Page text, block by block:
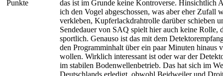
Punkte
das ist im Grunde keine Kontroverse. Hinsichtlich
ich den Vogel abgeschossen, was aber eher Zufall
verkleben, Kupferlackdrahtrolle darüber schieben
Sendedauer von SAQ spielt hier auch keine Rolle,
sportlich. Genauso ist das mit dem
den Programminhalt über ein paar Minuten hinaus
wollen. Wirklich interessant ist oder war der
im stabilen Bodenwellenbetrieb. Das hat sich im
Deutschlands erledigt, obwohl Beidweiler und